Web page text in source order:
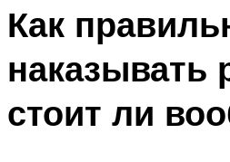
Как
наказывать
стоит ли